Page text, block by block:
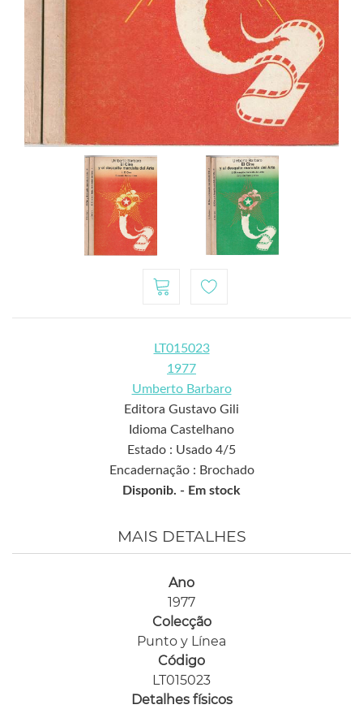
LT015023
1977
Umberto Barbaro
Editora Gustavo Gili
Idioma Castelhano
Estado : Usado 4/5
Encadernação : Brochado
Disponib. - Em stock
MAIS DETALHES
Ano
1977
Colecção
Punto y Línea
Código
LT015023
Detalhes físicos